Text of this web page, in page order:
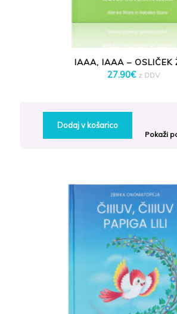
IAAA, IAAA – OSLIČEK
27.90€ z DDV
Dodaj v košarico
Pokaži